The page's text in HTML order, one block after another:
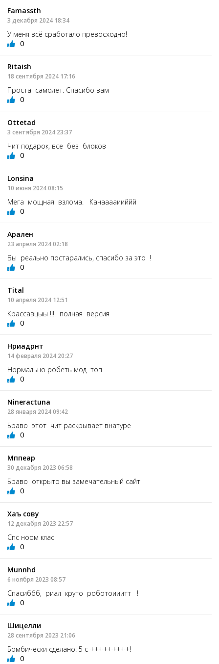
Famassth
3 декабря 2024 18:34
У меня всё сработало превосходно!
0
Ritaish
18 сентября 2024 17:16
Проста самолет. Спасибо вам
0
Ottetad
3 сентября 2024 23:37
Чит подарок, все без блоков
0
Lonsina
10 июня 2024 08:15
Мега мощная взлома. Качааааииййй
0
Арален
23 апреля 2024 02:18
Вы реально постарались, спасибо за это !
0
Tital
10 апреля 2024 12:51
Крассавцыы !!!! полная версия
0
Нриадрнт
14 февраля 2024 20:27
Нормально робеть мод топ
0
Nineractuna
28 января 2024 09:42
Браво этот чит раскрывает внатуре
0
Мппеар
30 декабря 2023 06:58
Браво открыто вы замечательный сайт
0
Хаъ сову
12 декабря 2023 22:57
Спс ноом клас
0
Munnhd
6 ноября 2023 08:57
Спасиббб, риал круто роботоииитт !
0
Шицелли
28 сентября 2023 21:06
Бомбически сделано! 5 с +++++++++!
0